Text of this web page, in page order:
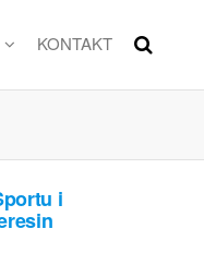
KONTAKT
i